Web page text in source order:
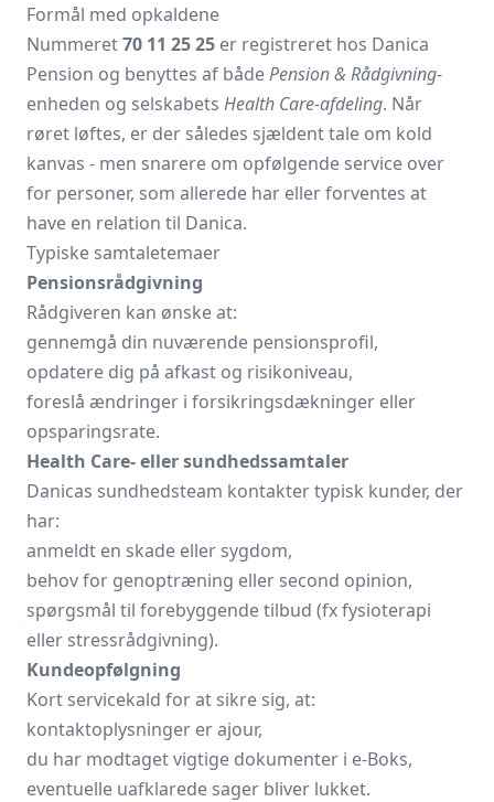
Formål med opkaldene
Nummeret70 11 25 25 er registreret hos Danica
Pension og benyttes af bådePension & Rådgivning-
enheden og selskabets Health Care-afdeling. Når
røret løftes, er der således sjældent tale om kold
kanvas - men snarere om opfølgende service over
for personer, som allerede har eller forventes at
have en relation til Danica.
Typiske samtaletemaer
Pensionsrådgivning
Rådgiveren kan ønske at:
gennemgå din nuværende pensionsprofil,
opdatere dig på afkast og risikoniveau,
foreslå ændringer i forsikringsdækninger eller
opsparingsrate.
Health Care- eller sundhedssamtaler
Danicas sundhedsteam kontakter typisk kunder, der
har:
anmeldt en skade eller sygdom,
behov for genoptræning eller second opinion,
spørgsmål til forebyggende tilbud (fx fysioterapi
eller stress­rådgivning).
Kundeopfølgning
Kort servicekald for at sikre sig, at:
kontaktoplysninger er ajour,
du har modtaget vigtige dokumenter i e-Boks,
eventuelle uafklarede sager bliver lukket.